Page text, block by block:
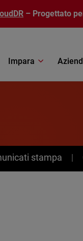
– Progettato
Impara
stampa